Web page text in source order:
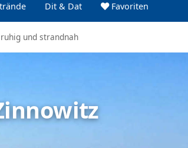
Dit & Dat Favoriten
und strandnah